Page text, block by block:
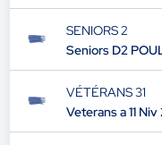
SENIORS 2
Seniors D2
VÉTÉRANS 31
Veterans a 11